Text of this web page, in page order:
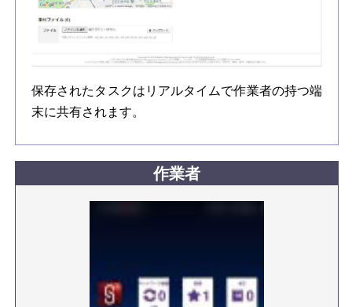
保存されたタスクはリアルタイムで作業者の持つ端
末に共有されます。
作業者